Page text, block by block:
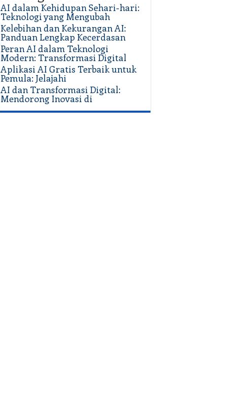
AI dalam Kehidupan Sehari-hari:
Teknologi yang Mengubah
Kelebihan dan Kekurangan AI:
Panduan Lengkap Kecerdasan
Peran AI dalam Teknologi
Modern: Transformasi Digital
Aplikasi AI Gratis Terbaik untuk
Pemula: Jelajahi
AI dan Transformasi Digital:
Mendorong Inovasi di